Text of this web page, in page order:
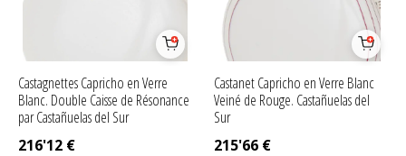
Castagnettes Capricho en Verre
Blanc. Double Caisse de Résonance
par Castañuelas del Sur
216'12 €
Castanet Capricho en Verre Blanc
Veiné de Rouge. Castañuelas del
Sur
215'66 €